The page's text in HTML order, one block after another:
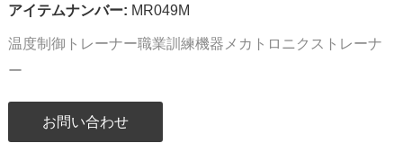
アイテムナンバー: MR049M
温度制御トレーナー職業訓練機器メカトロニクストレーナ
ー
お問い合わせ